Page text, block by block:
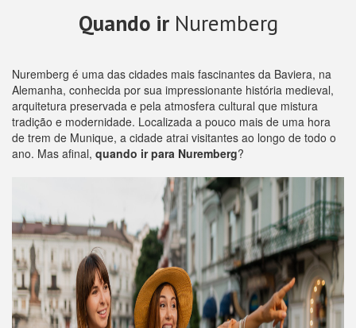
Quando irNuremberg
Nuremberg é uma das cidades mais fascinantes da Baviera, na
Alemanha, conhecida por sua impressionante história medieval,
arquitetura preservada e pela atmosfera cultural que mistura
tradição e modernidade. Localizada a pouco mais de uma hora
de trem de Munique, a cidade atrai visitantes ao longo de todo o
ano. Mas afinal, quando ir para Nuremberg?